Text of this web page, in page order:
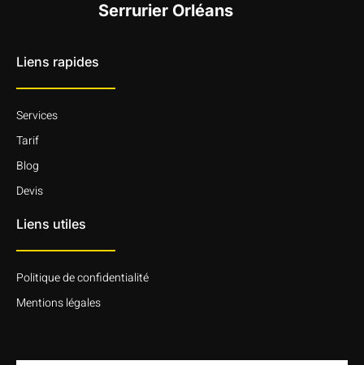
Serrurier Orléans
Liens rapides
Services
Tarif
Blog
Devis
Liens utiles
Politique de confidentialité
Mentions légales